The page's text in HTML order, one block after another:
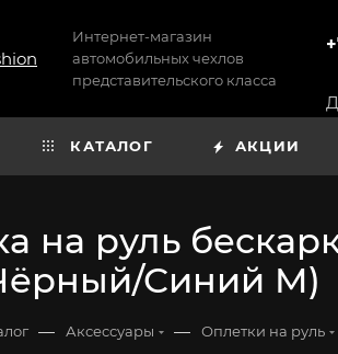
Интернет-магазин
автомобильных чехлов
представительского класса
КАТАЛОГ АКЦИИ
на руль
Синий M)
— Аксессуары — Оплетки на руль